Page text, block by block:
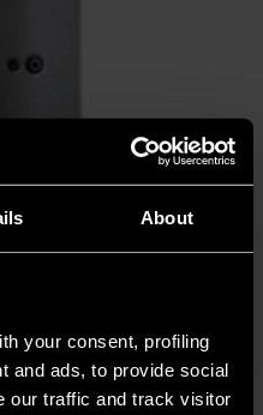
About
your consent, profiling
and ads, to provide social
our traffic and track visitor
serpentino per grandi